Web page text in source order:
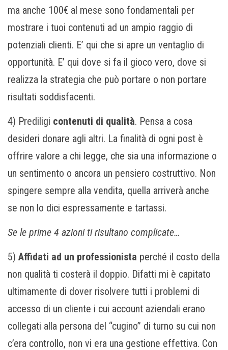
ma anche 100€ al mese sono fondamentali per
mostrare i tuoi contenuti ad un ampio raggio di
potenziali clienti. E’ qui che si apre un ventaglio di
opportunità. E’ qui dove si fa il gioco vero, dove si
realizza la strategia che può portare o non portare
risultati soddisfacenti.
4) Prediligi contenuti di qualità. Pensa a cosa
desideri donare agli altri. La finalità di ogni post è
offrire valore a chi legge, che sia una informazione o
un sentimento o ancora un pensiero costruttivo. Non
spingere sempre alla vendita, quella arriverà anche
se non lo dici espressamente e tartassi.
Se le prime 4 azioni ti risultano complicate…
5) Affidati ad un professionista perché il costo della
non qualità ti costerà il doppio. Difatti mi è capitato
ultimamente di dover risolvere tutti i problemi di
accesso di un cliente i cui account aziendali erano
collegati alla persona del “cugino” di turno su cui non
c’era controllo, non vi era una gestione effettiva. Con